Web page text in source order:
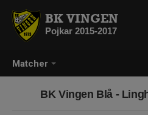
Matcher
BK VINGEN
Pojkar 2015-2017
BK Vingen Blå -